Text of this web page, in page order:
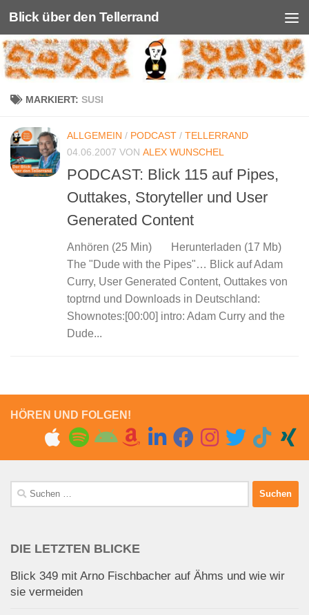
Unter dem Inhalt
Blick über den Tellerrand
MARKIERT: SUSI
ALLGEMEIN / PODCAST / TELLERRAND
04.06.2007 VON ALEX WUNSCHEL
PODCAST: Blick 115 auf Pipes,
Outtakes, Storyteller und User
Generated Content
Anhören (25 Min) Herunterladen (17 Mb)
The "Dude with the Pipes"… Blick auf Adam
Curry, User Generated Content, Outtakes von
toptrnd und Downloads in Deutschland:
Shownotes:[00:00] intro: Adam Curry and the
Dude...
HÖREN UND FOLGEN!
Suchen
nach:
DIE LETZTEN BLICKE
Blick 349 mit Arno Fischbacher auf Ähms und wie wir
sie vermeiden